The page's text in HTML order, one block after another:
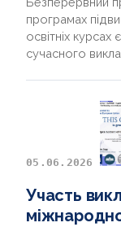
програмах
освітніх
сучасного
05.06.2026
Участь